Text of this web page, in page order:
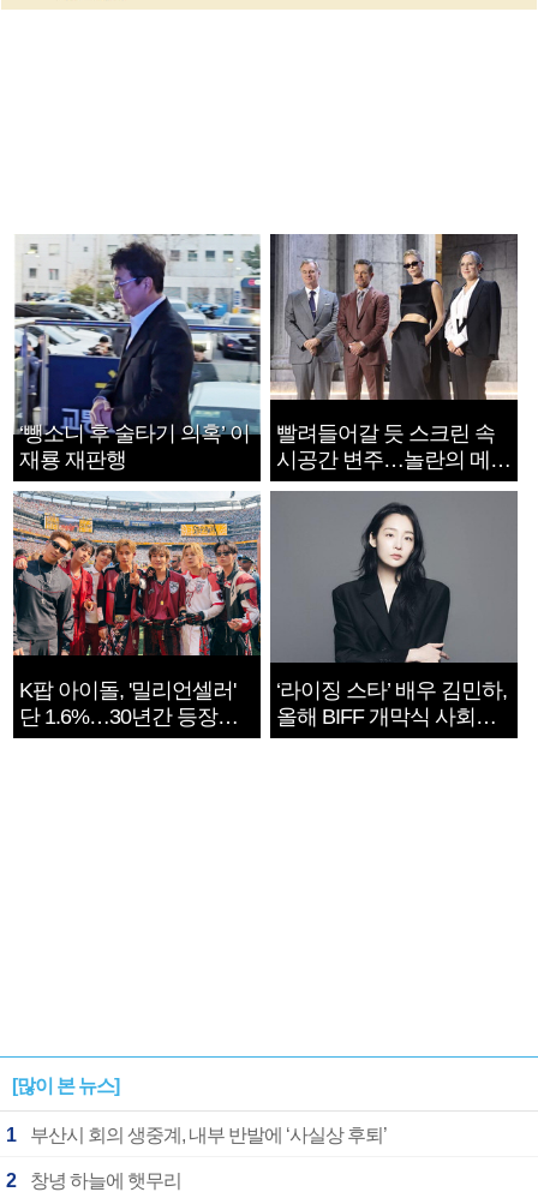
‘뺑소니 후 술타기 의혹’ 이
재룡 재판행
빨려들어갈 듯 스크린 속
시공간 변주…놀란의 메시
지는 ‘전쟁 속죄’
K팝 아이돌, '밀리언셀러'
단 1.6%…30년간 등장
1182개팀 전수조사
‘라이징 스타’ 배우 김민하,
올해 BIFF 개막식 사회자
확정
[많이 본 뉴스]
1 부산시 회의 생중계, 내부 반발에 ‘사실상 후퇴’
2 창녕 하늘에 햇무리